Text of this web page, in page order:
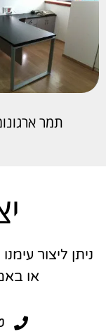
תמר
ניתן ליצור
או